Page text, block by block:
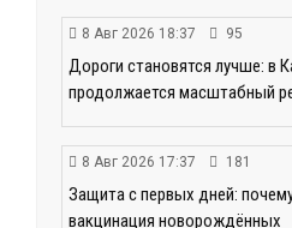
8 Авг 2026 18:37 95
Дороги становятся лучше: в
продолжается масштабный
8 Авг 2026 17:37 181
Защита с первых дней:
вакцинация новорождённых